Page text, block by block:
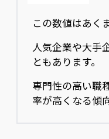
この数値はあく
人気企業や大手
ともあります。
専門性の高い職
率が高くなる傾